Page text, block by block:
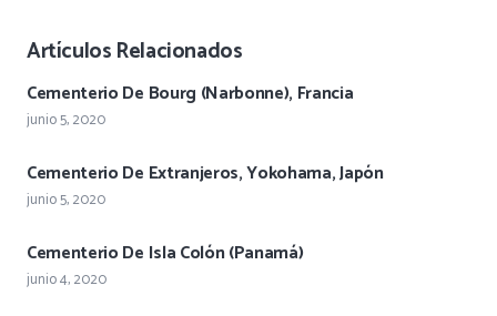
Artículos Relacionados
Cementerio De Bourg (Narbonne), Francia
junio 5, 2020
Cementerio De Extranjeros, Yokohama, Japón
junio 5, 2020
Cementerio De Isla Colón (Panamá)
junio 4, 2020